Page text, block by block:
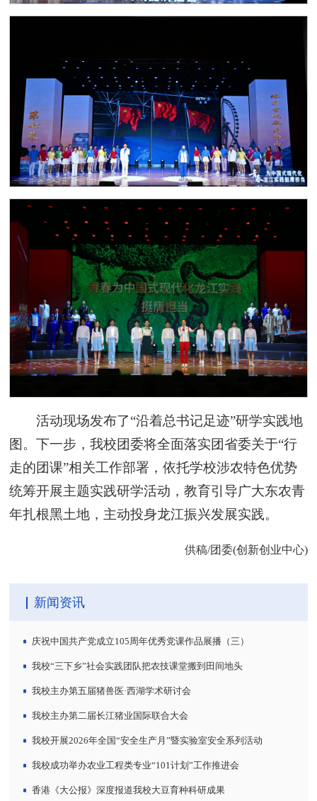
活动现场发布了“沿着总书记足迹”研学实践地
图。下一步，我校团委将全面落实团省委关于“行
走的团课”相关工作部署，依托学校涉农特色优势
统筹开展主题实践研学活动，教育引导广大东农青
年扎根黑土地，主动投身龙江振兴发展实践。
供稿/团委(创新创业中心)
新闻资讯
庆祝中国共产党成立105周年优秀党课作品展播（三）
我校“三下乡”社会实践团队把农技课堂搬到田间地头
我校主办第五届猪兽医·西湖学术研讨会
我校主办第二届长江猪业国际联合大会
我校开展2026年全国“安全生产月”暨实验室安全系列活动
我校成功举办农业工程类专业“101计划”工作推进会
香港《大公报》深度报道我校大豆育种科研成果